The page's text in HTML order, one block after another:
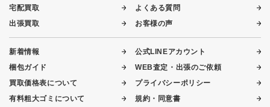
宅配買取
出張買取
よくある質問
お客様の声
新着情報
梱包ガイド
買取価格表について
有料粗大ゴミについて
公式LINEアカウント
WEB査定・出張のご依頼
プライバシーポリシー
規約・同意書